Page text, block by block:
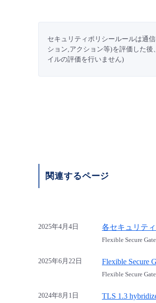
セキュリティポリシールールは通
ション,アクション等)を評価した
イルの評価を行いません)
関連するページ
2025年4月4日 各セキュリテ
Flexible Secure
2025年6月22日 Flexible Secure
Flexible Secure
2024年8月1日
TLS 1.3